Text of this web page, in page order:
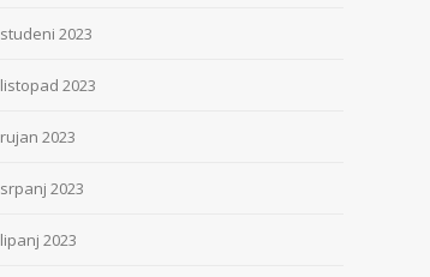
studeni 2023
listopad 2023
rujan 2023
srpanj 2023
lipanj 2023